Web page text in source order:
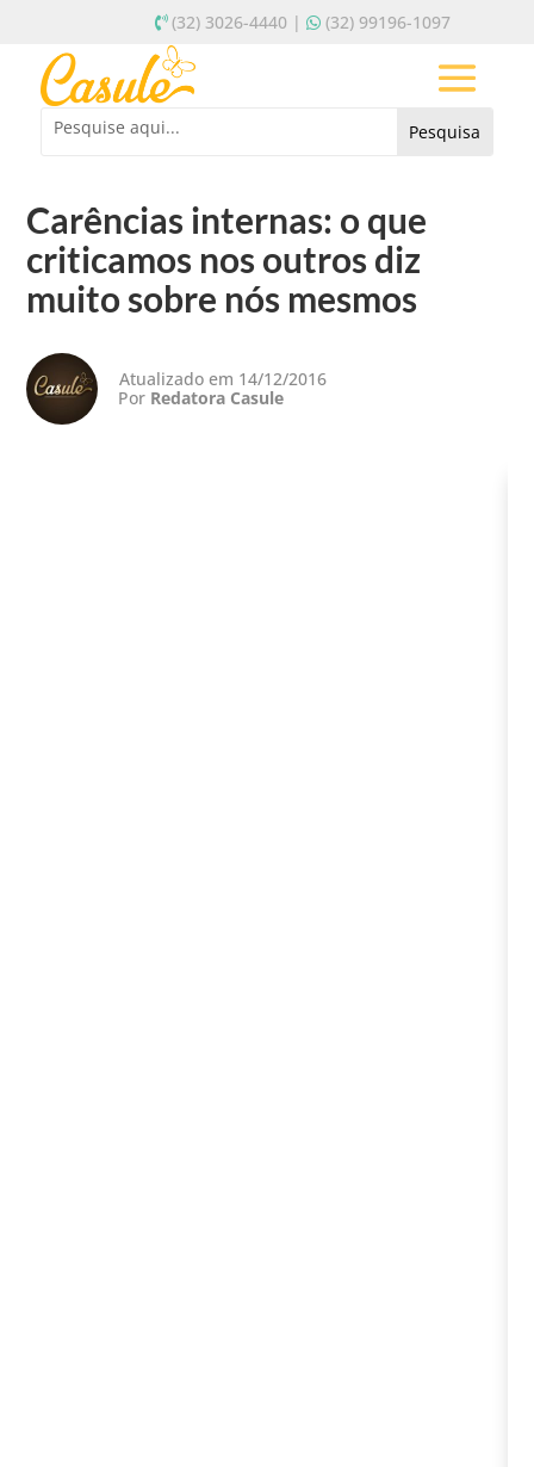
(32) 3026-4440 | (32) 99196-1097
Carências internas: o que
criticamos nos outros diz
muito sobre nós mesmos
Atualizado em 14/12/2016
Por Redatora Casule